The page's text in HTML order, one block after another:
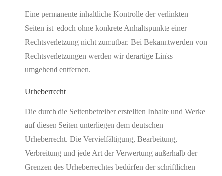
Eine permanente inhaltliche Kontrolle der verlinkten
Seiten ist jedoch ohne konkrete Anhaltspunkte einer
Rechtsverletzung nicht zumutbar. Bei Bekanntwerden von
Rechtsverletzungen werden wir derartige Links
umgehend entfernen.
Urheberrecht
Die durch die Seitenbetreiber erstellten Inhalte und Werke
auf diesen Seiten unterliegen dem deutschen
Urheberrecht. Die Vervielfältigung, Bearbeitung,
Verbreitung und jede Art der Verwertung außerhalb der
Grenzen des Urheberrechtes bedürfen der schriftlichen